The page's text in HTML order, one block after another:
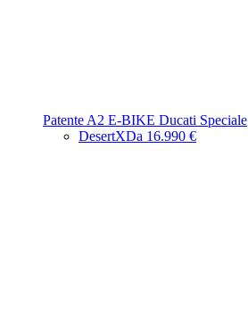
Patente A2 E-BIKE Ducati Speciale
DesertXDa 16.990 €